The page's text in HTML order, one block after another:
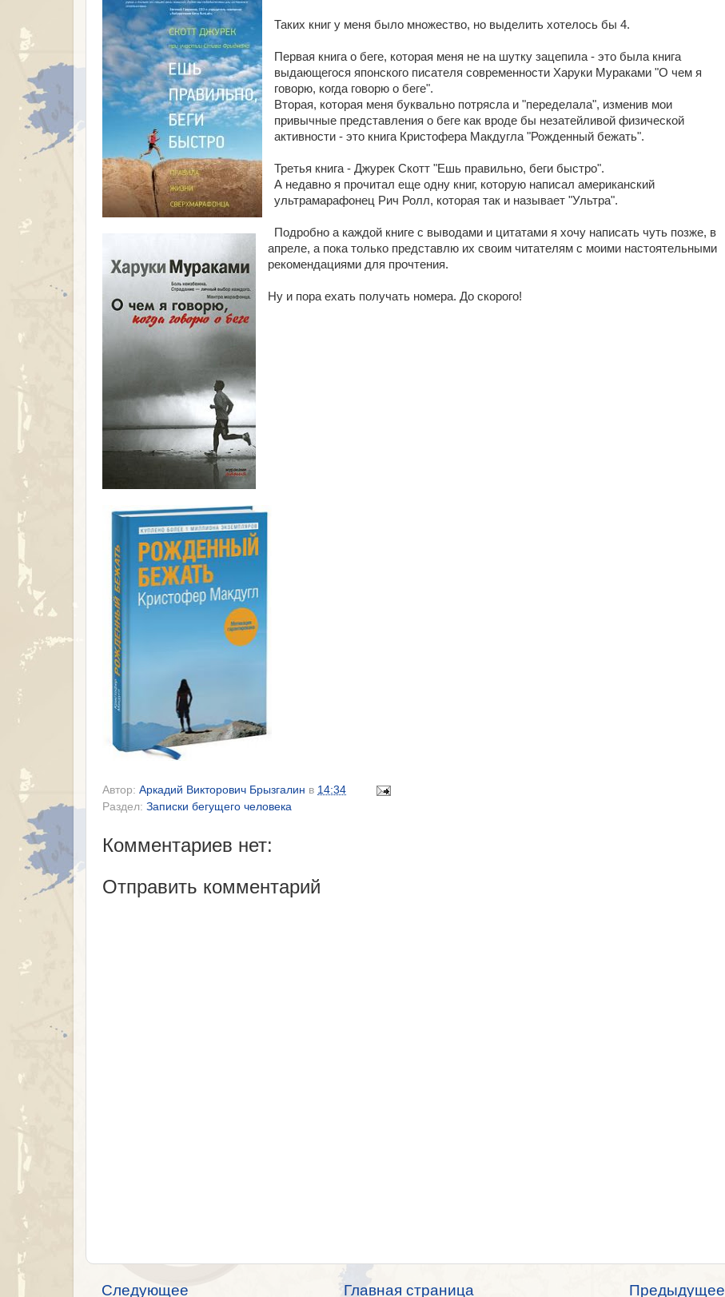
Таких книг у меня было множество, но выделить хотелось бы 4.
Первая книга о беге, которая меня не на шутку зацепила - это была книга
выдающегося японского писателя современности Харуки Мураками "О чем я
говорю, когда говорю о беге".
Вторая, которая меня буквально потрясла и "переделала", изменив мои
привычные представления о беге как вроде бы незатейливой физической
активности - это книга Кристофера Макдугла "Рожденный бежать".
Третья книга - Джурек Скотт "Ешь правильно, беги быстро".
А недавно я прочитал еще одну книг, которую написал американский
ультрамарафонец Рич Ролл, которая так и называет "Ультра".
Подробно а каждой книге с выводами и цитатами я хочу написать чуть позже, в
апреле, а пока только представлю их своим читателям с моими настоятельными
рекомендациями для прочтения.
Ну и пора ехать получать номера. До скорого!
Автор: Аркадий Викторович Брызгалин в 14:34
Раздел: Записки бегущего человека
Комментариев нет:
Отправить комментарий
Следующее Предыдущее
Главная страница